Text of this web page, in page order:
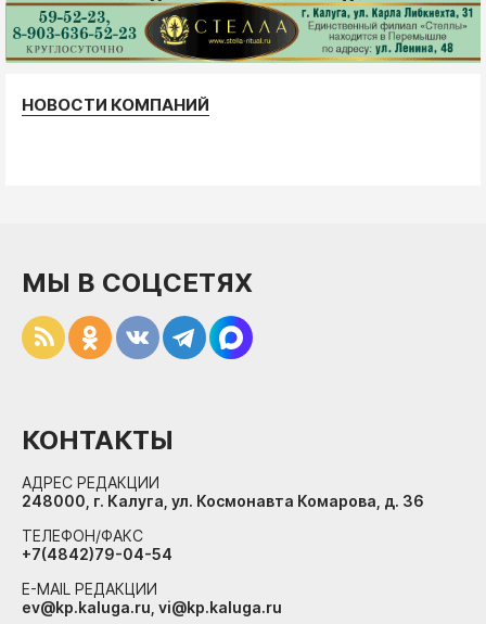
НОВОСТИ КОМПАНИЙ
МЫ В СОЦСЕТЯХ
КОНТАКТЫ
АДРЕС РЕДАКЦИИ
248000, г. Калуга, ул. Космонавта Комарова, д. 36
ТЕЛЕФОН/ФАКС
+7(4842)79-04-54
E-MAIL РЕДАКЦИИ
ev@kp.kaluga.ru, vi@kp.kaluga.ru